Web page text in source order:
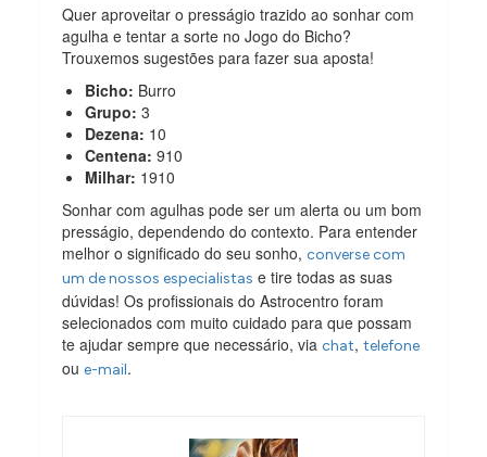
Quer aproveitar o presságio trazido ao sonhar com
agulha e tentar a sorte no Jogo do Bicho?
Trouxemos sugestões para fazer sua aposta!
Bicho: Burro
Grupo: 3
Dezena: 10
Centena: 910
Milhar: 1910
Sonhar com agulhas pode ser um alerta ou um bom
presságio, dependendo do contexto. Para entender
melhor o significado do seu sonho,converse com
um de nossos especialistas e tire todas as suas
dúvidas! Os profissionais do Astrocentro foram
selecionados com muito cuidado para que possam
te ajudar sempre que necessário, viachat,telefone
oue-mail.